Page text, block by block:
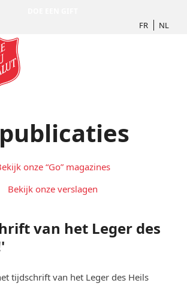
FR NL
onze “Go” magazines
Bekijk onze verslagen
van het Leger des
tijdschrift van het Leger des Heils